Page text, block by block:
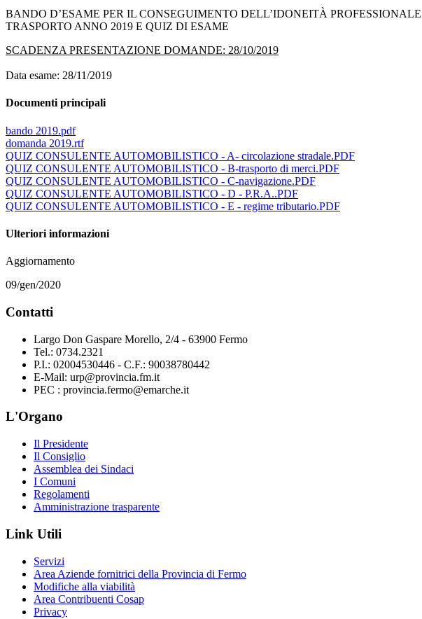
BANDO D’ESAME PER IL CONSEGUIMENTO DELL’IDONEITÀ
TRASPORTO ANNO 2019 E QUIZ DI ESAME
SCADENZA PRESENTAZIONE DOMANDE: 28/10/2019
Data esame: 28/11/2019
Documenti principali
bando 2019.pdf
domanda 2019.rtf
QUIZ CONSULENTE AUTOMOBILISTICO - A- circolazione stradale.PDF
QUIZ CONSULENTE AUTOMOBILISTICO - B-trasporto di merci.PDF
QUIZ CONSULENTE AUTOMOBILISTICO - C-navigazione.PDF
QUIZ CONSULENTE AUTOMOBILISTICO - D - P.R.A..PDF
QUIZ CONSULENTE AUTOMOBILISTICO - E - regime tributario.PDF
Ulteriori informazioni
Aggiornamento
09/gen/2020
Contatti
Largo Don Gaspare Morello, 2/4 - 63900 Fermo
Tel.: 0734.2321
P.I.: 02004530446 - C.F.: 90038780442
E-Mail: urp@provincia.fm.it
PEC : provincia.fermo@emarche.it
L'Organo
Il Presidente
Il Consiglio
Assemblea dei Sindaci
I Comuni
Regolamenti
Amministrazione trasparente
Link Utili
Servizi
Area Aziende fornitrici della Provincia di Fermo
Modifiche alla viabilità
Area Contribuenti Cosap
Privacy